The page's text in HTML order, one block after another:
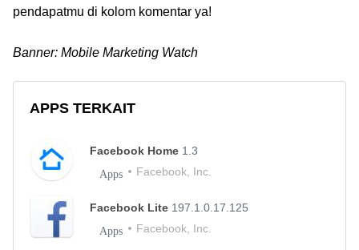
pendapatmu di kolom komentar ya!
Banner: Mobile Marketing Watch
APPS TERKAIT
Facebook Home 1.3
Apps Facebook, Inc.
Facebook Lite 197.1.0.17.125
Apps Facebook, Inc.